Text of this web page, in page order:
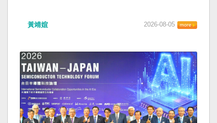
黃靖媗 2026-08-05